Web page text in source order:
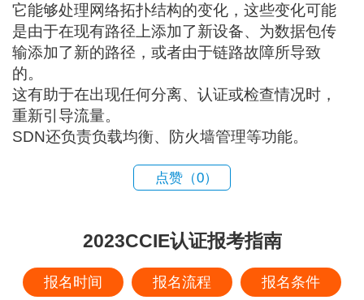
它能够处理网络拓扑结构的变化，这些变化可能
是由于在现有路径上添加了新设备、为数据包传
输添加了新的路径，或者由于链路故障所导致
的。
这有助于在出现任何分离、认证或检查情况时，
重新引导流量。
SDN还负责负载均衡、防火墙管理等功能。
点赞（0）
2023CCIE认证报考指南
报名时间 报名流程 报名条件